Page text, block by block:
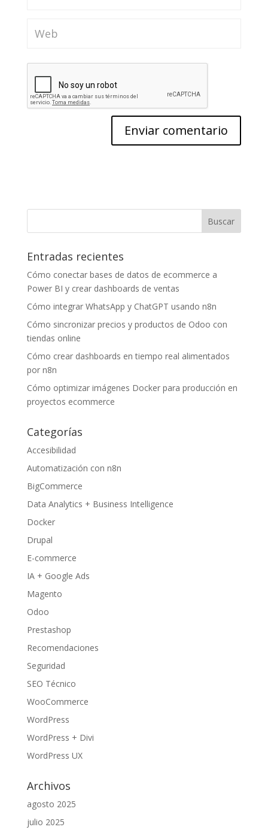
Entradas recientes
Cómo conectar bases de datos de ecommerce a
Power BI y crear dashboards de ventas
Cómo integrar WhatsApp y ChatGPT usando n8n
Cómo sincronizar precios y productos de Odoo con
tiendas online
Cómo crear dashboards en tiempo real alimentados
por n8n
Cómo optimizar imágenes Docker para producción en
proyectos ecommerce
Categorías
Accesibilidad
Automatización con n8n
BigCommerce
Data Analytics + Business Intelligence
Docker
Drupal
E-commerce
IA + Google Ads
Magento
Odoo
Prestashop
Recomendaciones
Seguridad
SEO Técnico
WooCommerce
WordPress
WordPress + Divi
WordPress UX
Archivos
agosto 2025
julio 2025